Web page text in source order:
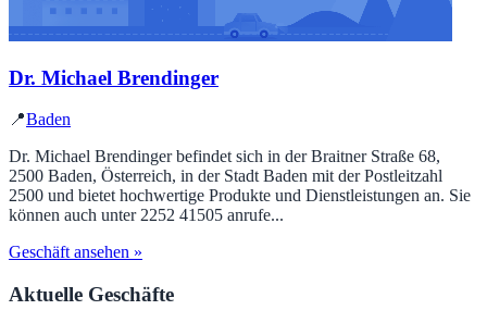
Dr. Michael Brendinger
📍Baden
Dr. Michael Brendinger befindet sich in der Braitner Straße 68,
2500 Baden, Österreich, in der Stadt Baden mit der Postleitzahl
2500 und bietet hochwertige Produkte und Dienstleistungen an. Sie
können auch unter 2252 41505 anrufe...
Geschäft ansehen »
Aktuelle Geschäfte